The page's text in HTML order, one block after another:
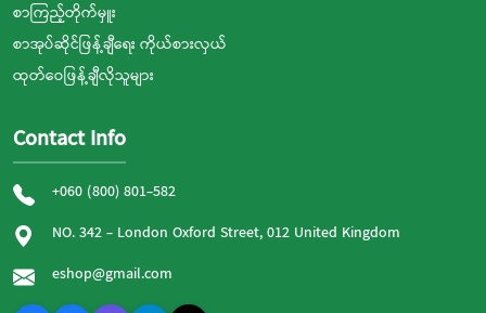
စာကြည့်တိုက်မှူး
စာအုပ်ဆိုင်ဖြန့်ချီရေး ကိုယ်စားလှယ်
ထုတ်ဝေဖြန့်ချီလိုသူများ
Contact Info
+060 (800) 801-582
NO. 342 - London Oxford Street, 012 United Kingdom
eshop@gmail.com